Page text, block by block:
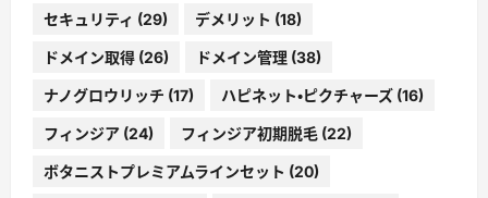
セキュリティ (29) デメリット (18)
ドメイン取得 (26) ドメイン管理 (38)
ナノグロウリッチ (17) ハピネット・ピクチャーズ (16)
フィンジア (24) フィンジア初期脱毛 (22)
ボタニストプレミアムラインセット (20)